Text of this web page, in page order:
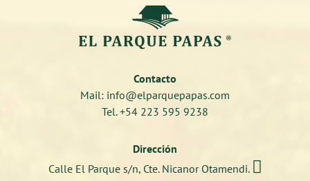
Contacto
Mail: info@elparquepapas.com
Tel. +54 223 595 9238
Dirección
Calle El Parque s/n, Cte. Nicanor Otamendi. 